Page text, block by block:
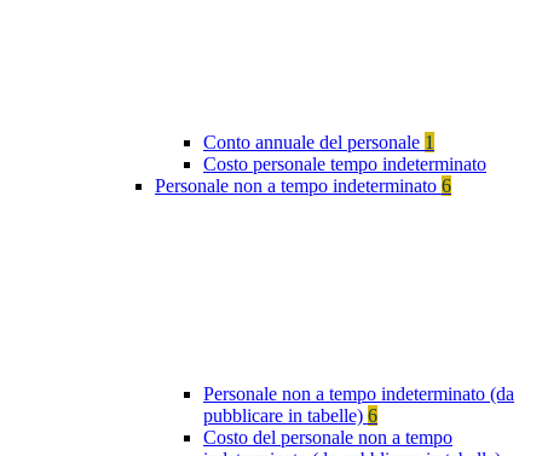
Conto annuale del personale 1
Costo personale tempo indeterminato
Personale non a tempo indeterminato 6
Personale non a tempo indeterminato (da
pubblicare in tabelle) 6
Costo del personale non a tempo